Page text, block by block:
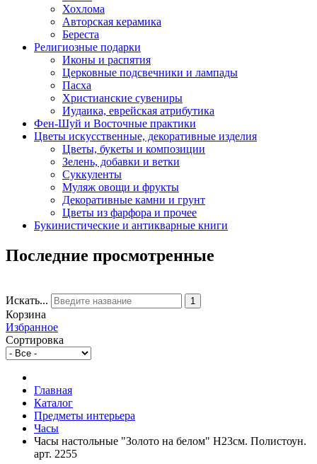
Хохлома
Авторская керамика
Береста
Религиозные подарки
Иконы и распятия
Церковные подсвечники и лампады
Пасха
Христианские сувениры
Иудаика, еврейская атрибутика
Фен-Шуй и Восточные практики
Цветы искусственные, декоративные изделия
Цветы, букеты и композиции
Зелень, добавки и ветки
Суккуленты
Муляж овощи и фрукты
Декоративные камни и грунт
Цветы из фарфора и прочее
Букинистические и антикварные книги
Последние просмотренные
Искать... 1
Корзина
Избранное
Сортировка
Главная
Каталог
Предметы интерьера
Часы
Часы настольные "Золото на белом" H23см. Полистоун.
арт. 2255